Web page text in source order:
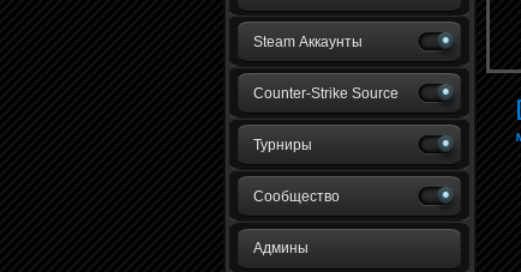
Steam Аккаунты
Counter-Strike Source
Турниры
Сообщество
Админы